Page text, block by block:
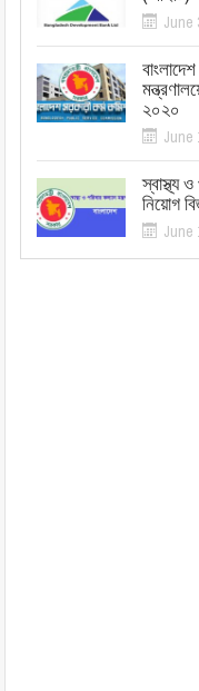
June
২০২০
June
স্বাস্থ্য
নিয়োগ
June